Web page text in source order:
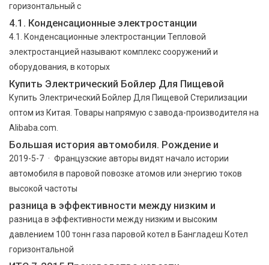
горизонтальный с
4.1. Конденсационные электростанции
4.1. Конденсационные электростанции Тепловой
электростанцией называют комплекс сооружений и
оборудования, в которых
Купить Электрический Бойлер Для Пищевой
Купить Электрический Бойлер Для Пищевой Стерилизации
оптом из Китая. Товары напрямую с завода-производителя на
Alibaba.com.
Большая история автомобиля. Рождение и
2019-5-7 · Французские авторы видят начало истории
автомобиля в паровой повозке атомов или энергию токов
высокой частоты
разница в эффективности между низким и
разница в эффективности между низким и высоким
давлением 100 тонн газа паровой котел в Бангладеш Котел
горизонтальной